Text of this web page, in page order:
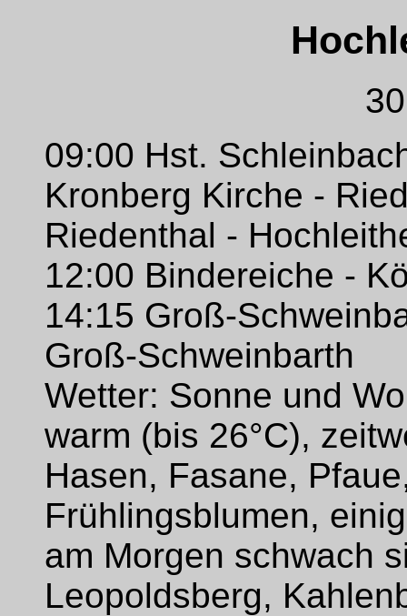
09:00 Hst.
Kronberg Kirche -
Riedenthal -
12:00 Bindereiche -
14:15 Groß-
Groß-Schweinbarth
Wetter: Sonne und
warm (bis 26°C),
Hasen, Fasane,
Frühlingsblumen,
am Morgen schwach
Leopoldsberg,